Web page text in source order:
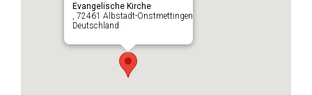
Evangelische Kirche
, 72461 Albstadt-Onstmettingen
Deutschland